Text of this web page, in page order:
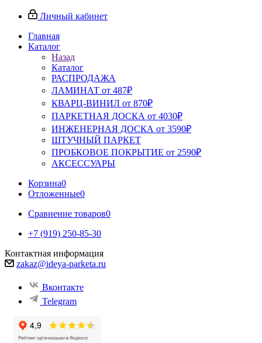
Личный кабинет
Главная
Каталог
Назад
Каталог
РАСПРОДАЖА
ЛАМИНАТ от 487₽
КВАРЦ-ВИНИЛ от 870₽
ПАРКЕТНАЯ ДОСКА от 4030₽
ИНЖЕНЕРНАЯ ДОСКА от 3590₽
ШТУЧНЫЙ ПАРКЕТ
ПРОБКОВОЕ ПОКРЫТИЕ от 2590₽
АКСЕССУАРЫ
Корзина0
Отложенные0
Сравнение товаров0
+7 (919) 250-85-30
Контактная информация
zakaz@ideya-parketa.ru
Вконтакте
Telegram